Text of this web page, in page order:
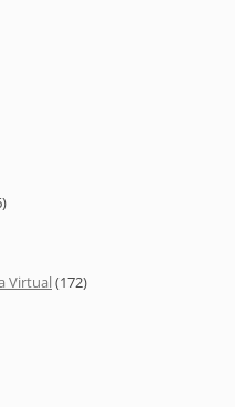
Virtual(172)